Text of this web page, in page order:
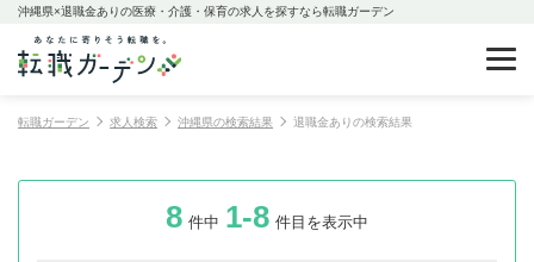
沖縄県×退職金ありの医療・介護・保育の求人を探すなら転職ガーデン
転職ガーデン 求人検索 沖縄県の検索結果 退職金ありの検索結果
8 件中 1-8 件目を表示中